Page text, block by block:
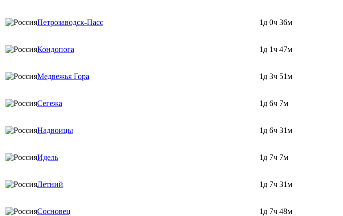
Петрозаводск-Пасс 1д 0ч 36м
Кондопога 1д 1ч 47м
Медвежья Гора 1д 3ч 51м
Сегежа 1д 6ч 7м
Надвоицы 1д 6ч 31м
Идель 1д 7ч 7м
Летний 1д 7ч 31м
Сосновец 1д 7ч 48м